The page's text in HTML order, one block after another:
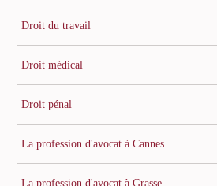
Droit du travail
Droit médical
Droit pénal
La profession d'avocat à Cannes
La profession d'avocat à Grasse